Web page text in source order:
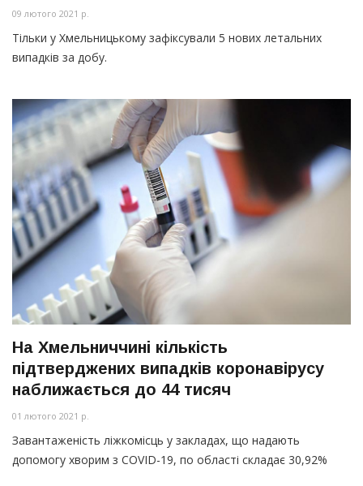
09 лютого 2021 р.
Тільки у Хмельницькому зафіксували 5 нових летальних
випадків за добу.
На Хмельниччині кількість
підтверджених випадків коронавірусу
наближається до 44 тисяч
01 лютого 2021 р.
Завантаженість ліжкомісць у закладах, що надають
допомогу хворим з COVID-19, по області складає 30,92%